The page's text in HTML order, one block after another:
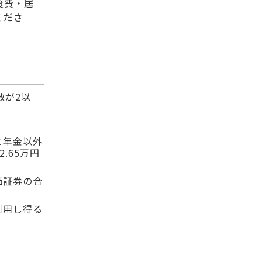
さ
が2以
金以外
万円
券の合
し得る